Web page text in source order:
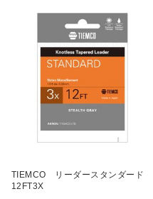
TIEMCO リーダースタンダード
12FT3X